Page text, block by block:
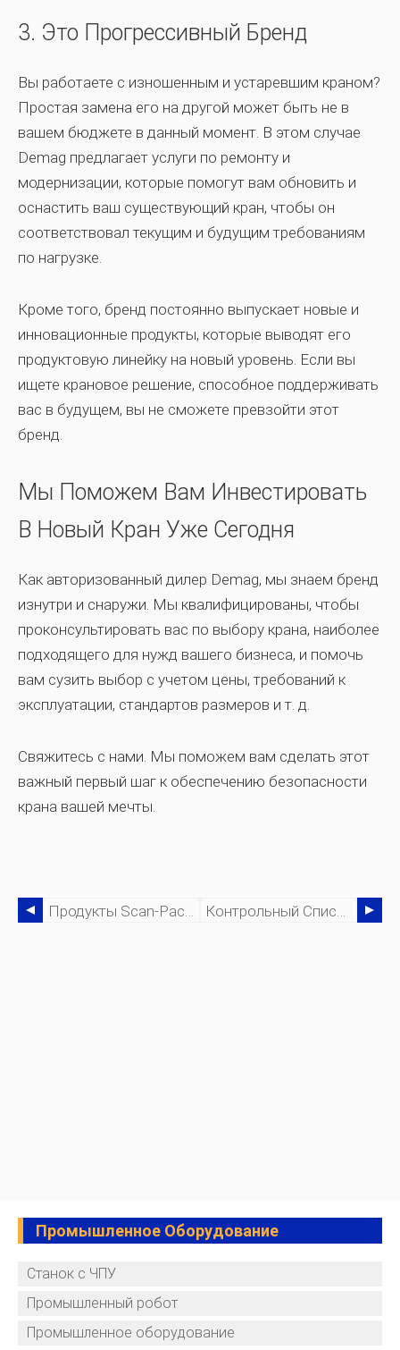
3. Это Прогрессивный Бренд
Вы работаете с изношенным и устаревшим краном?
Простая замена его на другой может быть не в
вашем бюджете в данный момент. В этом случае
Demag предлагает услуги по ремонту и
модернизации, которые помогут вам обновить и
оснастить ваш существующий кран, чтобы он
соответствовал текущим и будущим требованиям
по нагрузке.
Кроме того, бренд постоянно выпускает новые и
инновационные продукты, которые выводят его
продуктовую линейку на новый уровень. Если вы
ищете крановое решение, способное поддерживать
вас в будущем, вы не сможете превзойти этот
бренд.
Мы Поможем Вам Инвестировать
В Новый Кран Уже Сегодня
Как авторизованный дилер Demag, мы знаем бренд
изнутри и снаружи. Мы квалифицированы, чтобы
проконсультировать вас по выбору крана, наиболее
подходящего для нужд вашего бизнеса, и помочь
вам сузить выбор с учетом цены, требований к
эксплуатации, стандартов размеров и т. д.
Свяжитесь с нами. Мы поможем вам сделать этот
важный первый шаг к обеспечению безопасности
крана вашей мечты.
Продукты Scan-Pac Friction:что Нужно Знать Контрольный Список Технического Обслуживания Мостового Крана
Промышленное Оборудование
Станок с ЧПУ
Промышленный робот
Промышленное оборудование